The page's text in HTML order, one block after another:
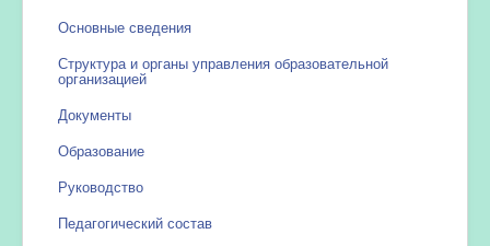
Основные сведения
Структура и органы управления образовательной
организацией
Документы
Образование
Руководство
Педагогический состав